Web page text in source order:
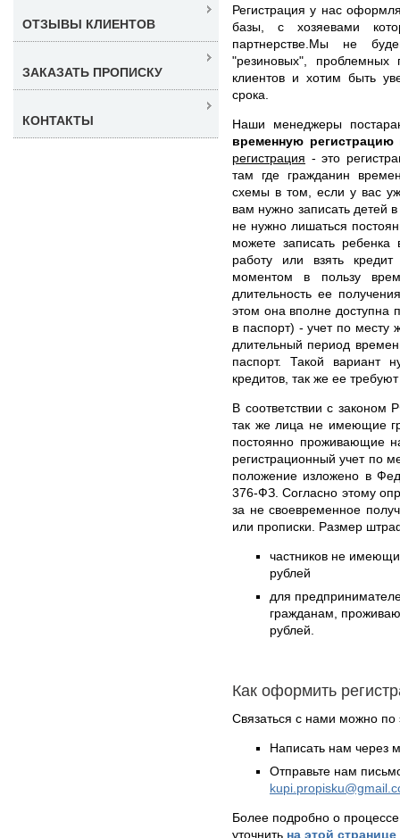
Регистрация у нас
базы, с хозяевами
партнерстве.Мы не
"резиновых",
клиентов и хотим быть
срока.
Наши менеджеры
временную
регистрация - это
там где гражданин
схемы в том, если у вас
вам нужно записать детей
не нужно лишаться
можете записать
работу или взять
моментом в пользу
длительность ее
этом она вполне доступна
в паспорт) - учет по месту
длительный период
паспорт. Такой вариант
кредитов, так же ее
В соответствии с законом
так же лица не имеющие
постоянно проживающие
регистрационный учет по
положение изложено в
376-ФЗ. Согласно этому
за не своевременное
или прописки. Размер
частников не
рублей
для
гражданам,
рублей.
Как оформить
Связаться с нами можно по
Написать нам через
Отправьте нам
Более подробно о
уточнить на этой странице
ОТЗЫВЫ КЛИЕНТОВ
ЗАКАЗАТЬ ПРОПИСКУ
КОНТАКТЫ